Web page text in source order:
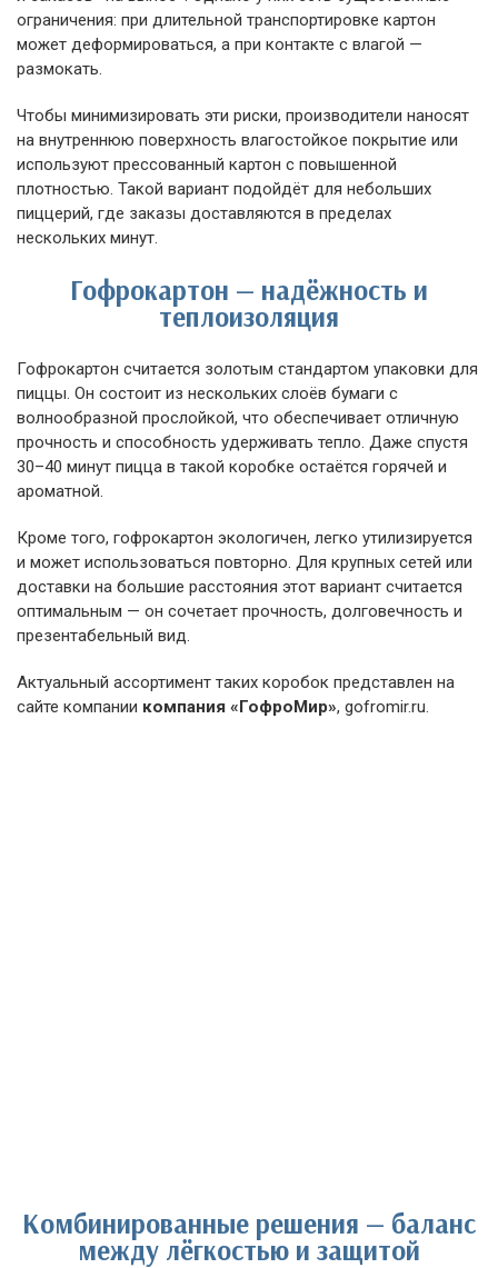
ограничения: при длительной транспортировке картон
может деформироваться, а при контакте с влагой —
размокать.
Чтобы минимизировать эти риски, производители наносят
на внутреннюю поверхность влагостойкое покрытие или
используют прессованный картон с повышенной
плотностью. Такой вариант подойдёт для небольших
пиццерий, где заказы доставляются в пределах
нескольких минут.
Гофрокартон — надёжность и
теплоизоляция
Гофрокартон считается золотым стандартом упаковки для
пиццы. Он состоит из нескольких слоёв бумаги с
волнообразной прослойкой, что обеспечивает отличную
прочность и способность удерживать тепло. Даже спустя
30–40 минут пицца в такой коробке остаётся горячей и
ароматной.
Кроме того, гофрокартон экологичен, легко утилизируется
и может использоваться повторно. Для крупных сетей или
доставки на большие расстояния этот вариант считается
оптимальным — он сочетает прочность, долговечность и
презентабельный вид.
Актуальный ассортимент таких коробок представлен на
сайте компании компания «ГофроМир», gofromir.ru.
Комбинированные решения — баланс
между лёгкостью и защитой